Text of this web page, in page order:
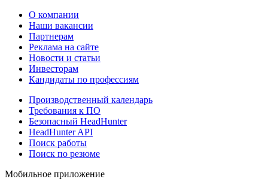
О компании
Наши вакансии
Партнерам
Реклама на сайте
Новости и статьи
Инвесторам
Кандидаты по профессиям
Производственный календарь
Требования к ПО
Безопасный HeadHunter
HeadHunter API
Поиск работы
Поиск по резюме
Мобильное приложение